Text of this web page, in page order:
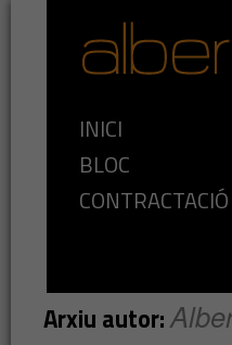
INICI
BLOC
Arxiu autor: